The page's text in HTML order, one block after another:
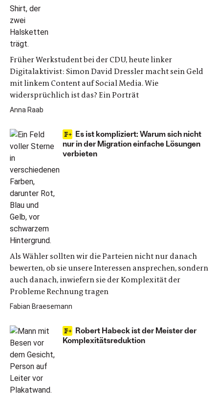
Früher Werkstudent bei der CDU, heute linker
Digitalaktivist: Simon David Dressler macht sein Geld
mit linkem Content auf Social Media. Wie
widersprüchlich ist das? Ein Porträt
Anna Raab
Es ist kompliziert: Warum sich nicht
nur in der Migration einfache Lösungen
verbieten
Als Wähler sollten wir die Parteien nicht nur danach
bewerten, ob sie unsere Interessen ansprechen, sondern
auch danach, inwiefern sie der Komplexität der
Probleme Rechnung tragen
Fabian Braesemann
Robert Habeck ist der Meister der
Komplexitätsreduktion